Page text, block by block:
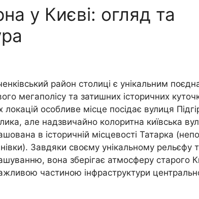
у Києві: огляд та
район столиці є унікальним
мегаполісу та затишних історичних
локацій особливе місце посідає вулиця
але надзвичайно колоритна київська
в історичній місцевості Татарка
Завдяки своєму унікальному рельєфу
вона зберігає атмосферу старого
частиною інфраструктури